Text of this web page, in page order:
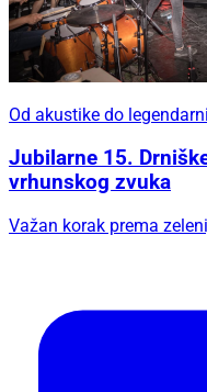
Od akustike do
Jubilarne 15.
vrhunskog zvuka
Važan korak prema